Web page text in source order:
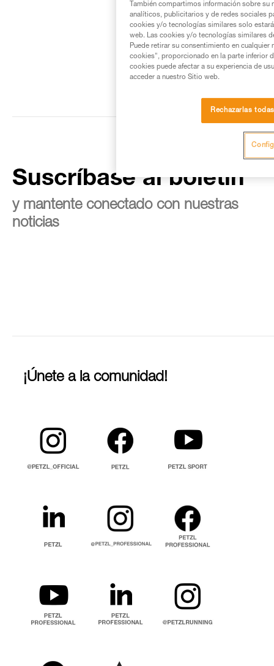
Suscríbase al boletín
y mantente conectado con nuestras
noticias
¡Únete a la comunidad!
También compartimos información sobre
analíticos, publicitarios y de redes sociales
cookies y/o tecnologías similares solo
web. Las cookies y/o tecnologías similares
Puede retirar su consentimiento en
cookies", proporcionado en la parte inferior
cookies puede afectar a su experiencia de
acceder a nuestro Sitio web.
Rechazarlas